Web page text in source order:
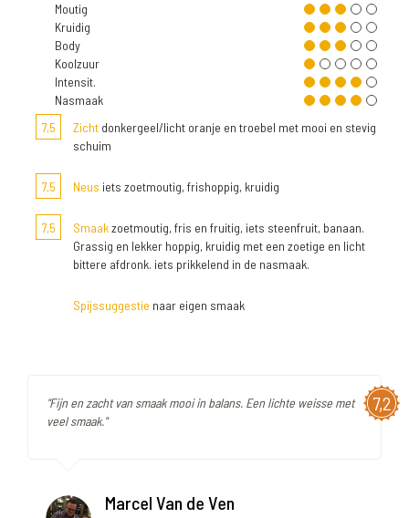
Moutig
Kruidig
Body
Koolzuur
Intensit.
Nasmaak
7,5
Zicht donkergeel/licht oranje en troebel met mooi en stevig
schuim
7,5 Neus iets zoetmoutig, frishoppig, kruidig
7,5 Smaakzoetmoutig, fris en fruitig, iets steenfruit, banaan.
Grassig en lekker hoppig, kruidig met een zoetige en licht
bittere afdronk. iets prikkelend in de nasmaak.
Spijssuggestie naar eigen smaak
7,2
"Fijn en zacht van smaak mooi in balans. Een lichte weisse met
veel smaak."
Marcel Van de Ven